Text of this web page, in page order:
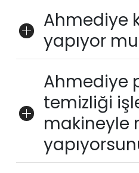
Ahmediye
yapıyor
Ahmediye
temizliği
makineyle